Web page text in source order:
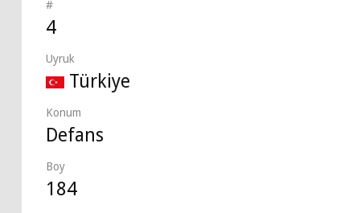
#
4
Uyruk
Türkiye
Konum
Defans
Boy
184